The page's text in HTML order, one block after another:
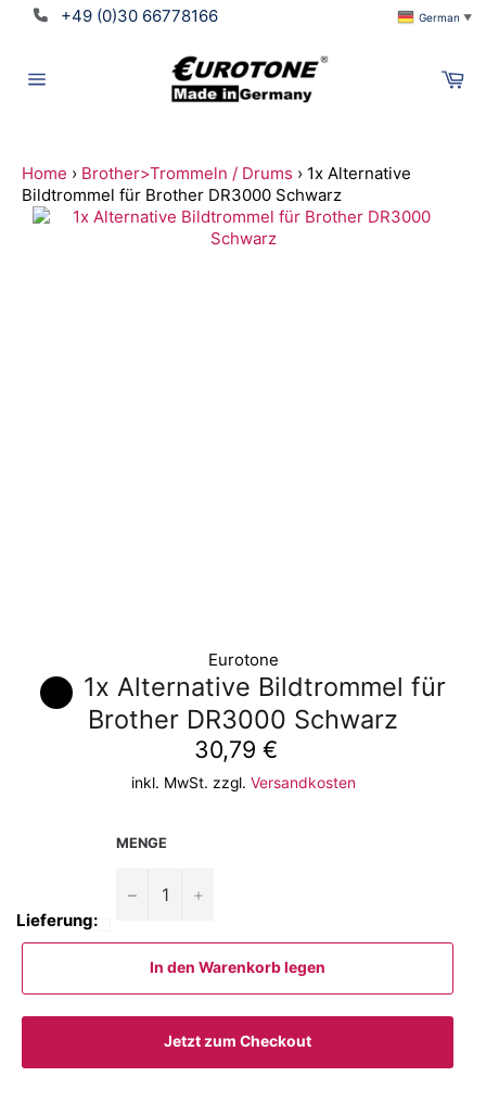
Direkt
+49 (0)30 66778166 German ▼
Home › Brother>Trommeln / Drums › 1x Alternative
Bildtrommel für Brother DR3000 Schwarz
Eurotone
1x Alternative Bildtrommel für
Brother DR3000 Schwarz
Normaler
Preis
30,79 €
inkl. MwSt. zzgl. Versandkosten
Lieferung:
MENGE
− +
In den Warenkorb legen
Jetzt zum Checkout
Suchen